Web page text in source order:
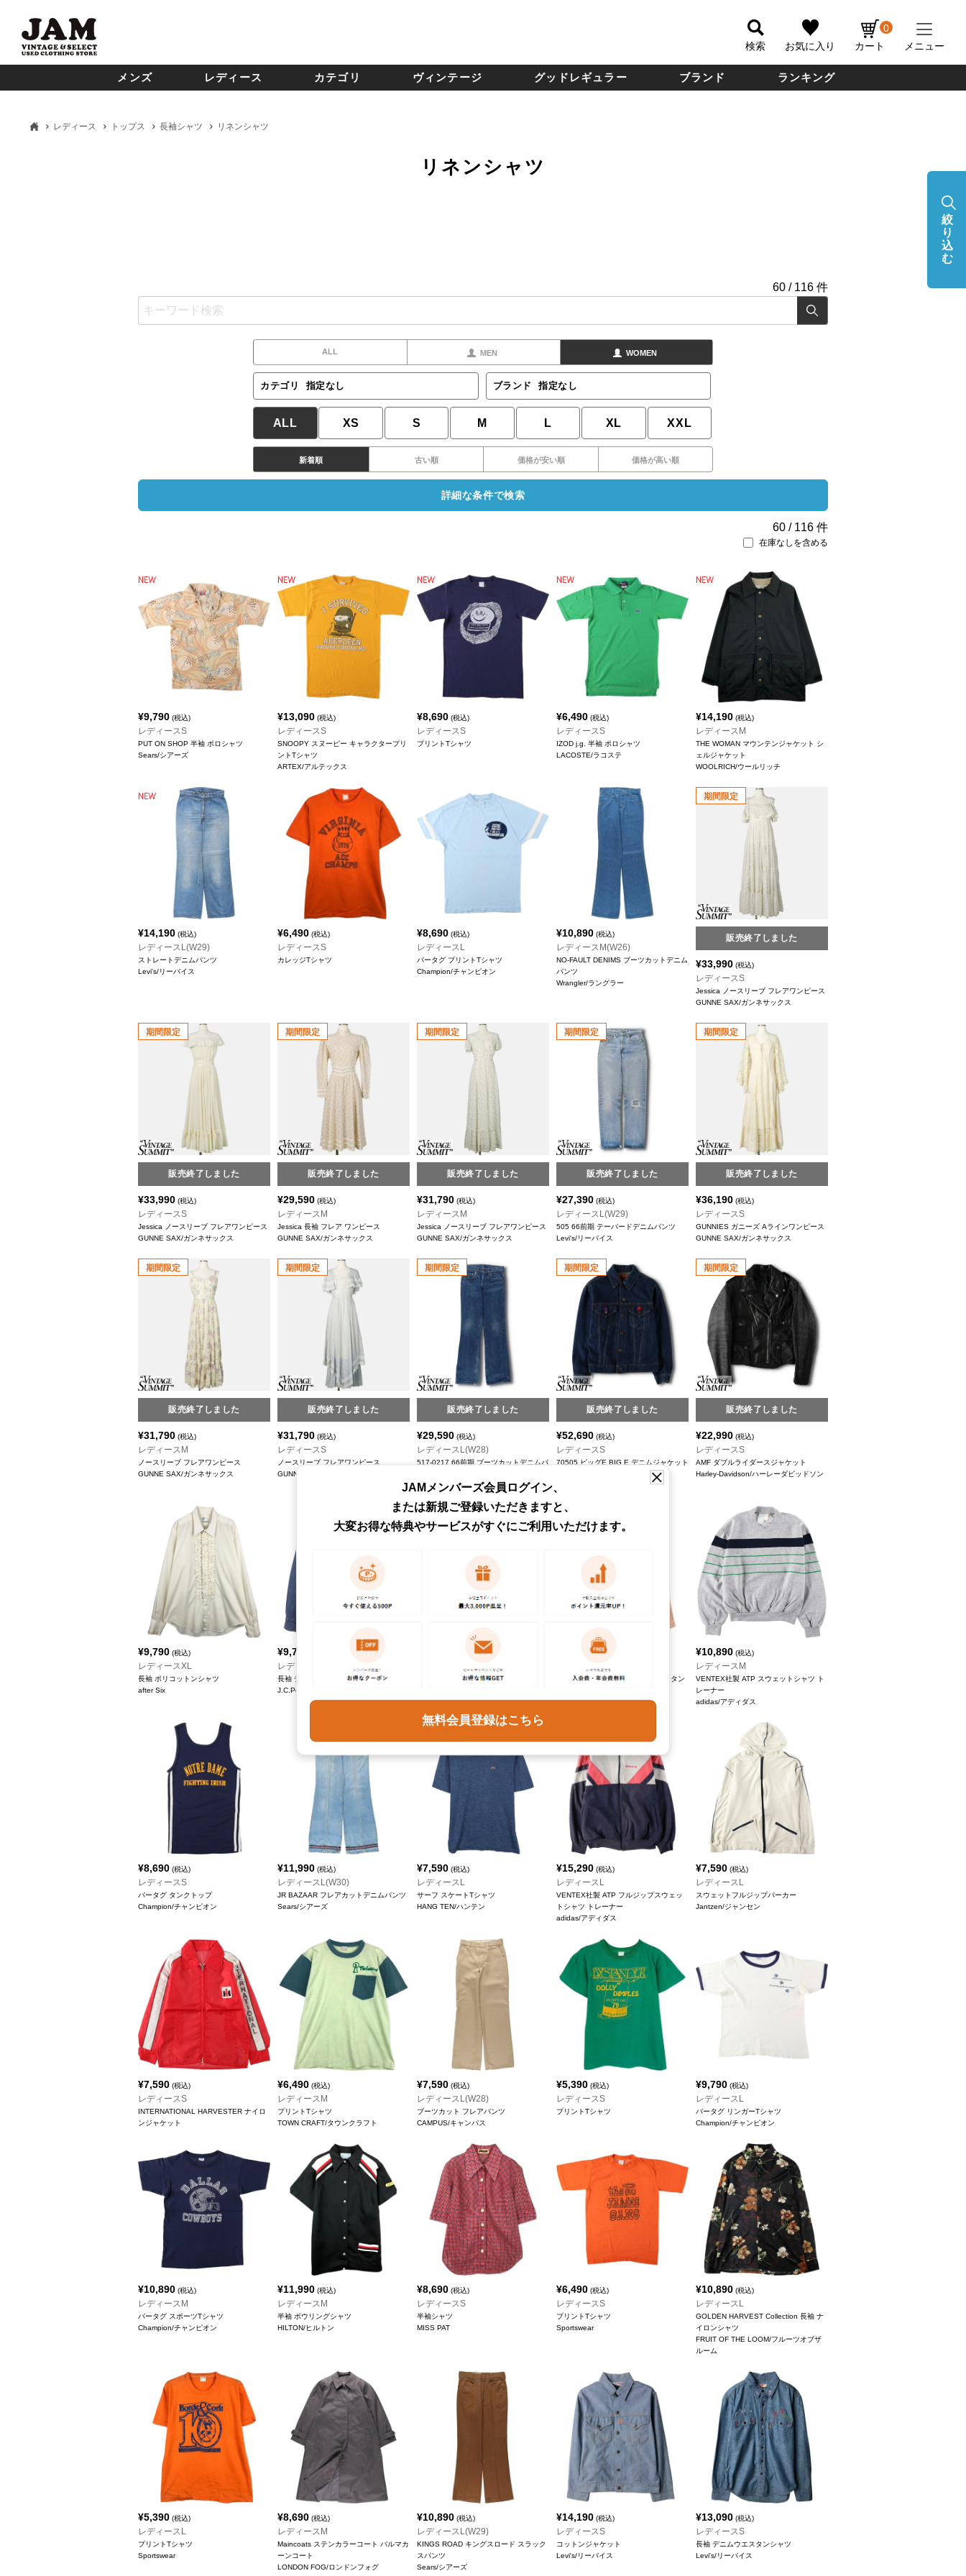
検索 お気に入り カート
0
メニュー
メンズ レディース カテゴリ ヴィンテージ グッドレギュラー ブランド ランキング
レディース トップス 長袖シャツ リネンシャツ
リネンシャツ
60 / 116 件
ALL MEN WOMEN
カテゴリ 指定なし ブランド 指定なし
ALL XS S M L XL XXL
新着順 古い順 価格が安い順 価格が高い順
詳細な条件で検索
60 / 116 件
在庫なしを含める
¥9,790 (税込)
レディースS
PUT ON SHOP 半袖 ポロシャツ
Sears/シアーズ
¥13,090 (税込)
レディースS
SNOOPY スヌーピー キャラクタープリ
ントTシャツ
ARTEX/アルテックス
¥8,690 (税込)
レディースS
プリントTシャツ
¥6,490 (税込)
レディースS
IZOD j.g. 半袖 ポロシャツ
LACOSTE/ラコステ
¥14,190 (税込)
レディースM
THE WOMAN マウンテンジャケット シ
ェルジャケット
WOOLRICH/ウールリッチ
¥14,190 (税込)
レディースL(W29)
ストレートデニムパンツ
Levi's/リーバイス
¥6,490 (税込)
レディースS
カレッジTシャツ
¥8,690 (税込)
レディースL
バータグ プリントTシャツ
Champion/チャンピオン
¥10,890 (税込)
レディースM(W26)
NO-FAULT DENIMS ブーツカットデニム
パンツ
Wrangler/ラングラー
期間限定
販売終了しました
¥33,990 (税込)
レディースS
Jessica ノースリーブ フレアワンピース
GUNNE SAX/ガンネサックス
期間限定
販売終了しました
¥33,990 (税込)
レディースS
Jessica ノースリーブ フレアワンピース
GUNNE SAX/ガンネサックス
期間限定
販売終了しました
¥29,590 (税込)
レディースM
Jessica 長袖 フレア ワンピース
GUNNE SAX/ガンネサックス
期間限定
販売終了しました
¥31,790 (税込)
レディースM
Jessica ノースリーブ フレアワンピース
GUNNE SAX/ガンネサックス
期間限定
販売終了しました
¥27,390 (税込)
レディースL(W29)
505 66前期 テーパードデニムパンツ
Levi's/リーバイス
期間限定
販売終了しました
¥36,190 (税込)
レディースS
GUNNIES ガニーズ Aラインワンピース
GUNNE SAX/ガンネサックス
期間限定
販売終了しました
¥31,790 (税込)
レディースM
ノースリーブ フレアワンピース
GUNNE SAX/ガンネサックス
期間限定
販売終了しました
¥31,790 (税込)
レディースS
ノースリーブ フレアワンピース
GUNNE SAX/ガンネサックス
期間限定
販売終了しました
¥29,590 (税込)
レディースL(W28)
517-0217 66前期 ブーツカットデニムパ
Levi's/リーバイス
期間限定
販売終了しました
¥52,690 (税込)
レディースS
70505 ビッグE BIG E デニムジャケット
期間限定
販売終了しました
¥22,990 (税込)
レディースS
AMF ダブルライダースジャケット
Harley-Davidson/ハーレーダビッドソン
¥9,790 (税込)
レディースXL
長袖 ポリコットンシャツ
after Six
¥9,790
レディースM
長袖 デニムウエスタンシャツ
J.C.Penney/ジェイシーペニー
長袖 ウエスタンシャツ
(税込)
レディースS
虹タグ レインボータグ 長袖 ウエスタン
Wrangler/ラングラー
¥10,890 (税込)
レディースM
VENTEX社製 ATP スウェットシャツ ト
レーナー
adidas/アディダス
¥8,690 (税込)
レディースS
バータグ タンクトップ
Champion/チャンピオン
¥11,990 (税込)
レディースL(W30)
JR BAZAAR フレアカットデニムパンツ
Sears/シアーズ
¥7,590 (税込)
レディースL
サーフ スケートTシャツ
HANG TEN/ハンテン
¥15,290 (税込)
レディースL
VENTEX社製 ATP フルジップスウェッ
トシャツ トレーナー
adidas/アディダス
¥7,590 (税込)
レディースL
スウェットフルジップパーカー
Jantzen/ジャンセン
¥7,590 (税込)
レディースS
INTERNATIONAL HARVESTER ナイロ
ンジャケット
¥6,490 (税込)
レディースM
プリントTシャツ
TOWN CRAFT/タウンクラフト
¥7,590 (税込)
レディースL(W28)
ブーツカット フレアパンツ
CAMPUS/キャンパス
¥5,390 (税込)
レディースS
プリントTシャツ
¥9,790 (税込)
レディースL
バータグ リンガーTシャツ
Champion/チャンピオン
¥10,890 (税込)
レディースM
バータグ スポーツTシャツ
Champion/チャンピオン
¥11,990 (税込)
レディースM
半袖 ボウリングシャツ
HILTON/ヒルトン
¥8,690 (税込)
レディースS
半袖シャツ
MISS PAT
¥6,490 (税込)
レディースS
プリントTシャツ
Sportswear
¥10,890 (税込)
レディースL
GOLDEN HARVEST Collection 長袖 ナ
イロンシャツ
FRUIT OF THE LOOM/フルーツオブザ
ルーム
¥5,390 (税込)
レディースL
プリントTシャツ
Sportswear
¥8,690 (税込)
レディースM
Maincoats ステンカラーコート バルマカ
ーンコート
LONDON FOG/ロンドンフォグ
¥10,890 (税込)
レディースL(W29)
KINGS ROAD キングスロード スラック
スパンツ
Sears/シアーズ
¥14,190 (税込)
レディースS
コットンジャケット
Levi's/リーバイス
¥13,090 (税込)
レディースS
長袖 デニムウエスタンシャツ
Levi's/リーバイス
絞
り
込
む
JAMメンバーズ会員ログイン、
または新規ご登録いただきますと、
大変お得な特典やサービスがすぐにご利用いただけます。
無料会員登録はこちら